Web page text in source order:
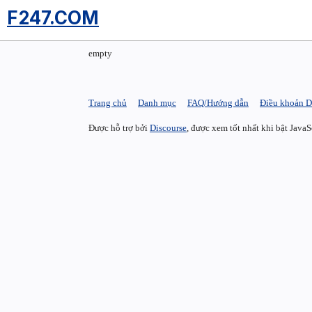
F247.COM
empty
Trang chủ Danh mục FAQ/Hướng dẫn Điều khoản
Được hỗ trợ bởi Discourse , được xem tốt nhất khi bật